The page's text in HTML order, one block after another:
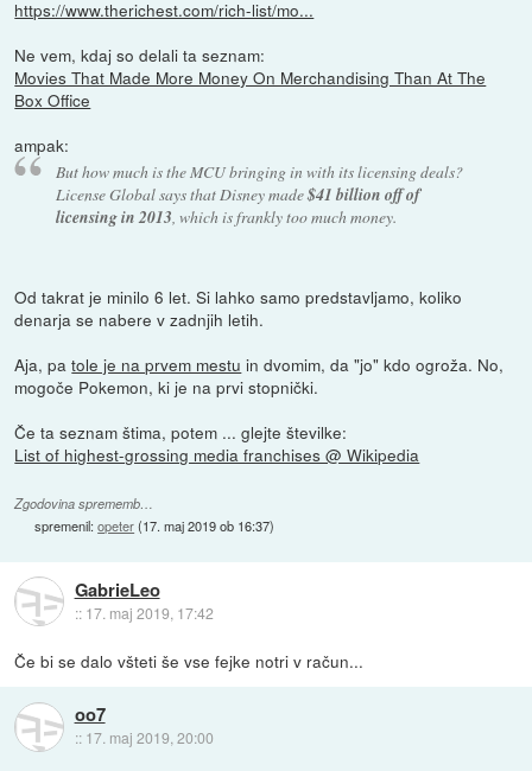
https://www.therichest.com/rich-list/mo...
Ne vem, kdaj so delali ta seznam:
Movies That Made More Money On Merchandising Than At The
Box Office
ampak:
But how much is the MCU bringing in with its licensing deals?
License Global says that Disney made$41 billion off of
licensing in 2013, which is frankly too much money.
Od takrat je minilo 6 let. Si lahko samo predstavljamo, koliko
denarja se nabere v zadnjih letih.
Aja, patole je na prvem mestu in dvomim, da "jo" kdo ogroža. No,
mogoče Pokemon, ki je na prvi stopnički.
Če ta seznam štima, potem ... glejte številke:
List of highest-grossing media franchises @ Wikipedia
Zgodovina sprememb…
spremenil:opeter(17. maj 2019 ob 16:37)
GabrieLeo
:: 17. maj 2019, 17:42
Če bi se dalo všteti še vse fejke notri v račun...
oo7
:: 17. maj 2019, 20:00